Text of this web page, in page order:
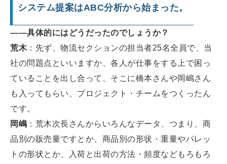
システム提案はABC分析から始まった。
――具体的にはどうだったのでしょうか？
荒木：先ず、物流セクションの担当者25名全員で、当
社の問題点といいますか、各人が仕事をする上で困っ
ていることを出し合って、そこに橋本さんや岡嶋さん
も入ってもらい、プロジェクト・チームをつくったん
です。
岡嶋 ：荒木次長さんからいろんなデータ、つまり、商
品別の販売量ですとか、商品別の形状・重量やパレッ
トの形状とか、入荷と出荷の方法・頻度などもろもろ